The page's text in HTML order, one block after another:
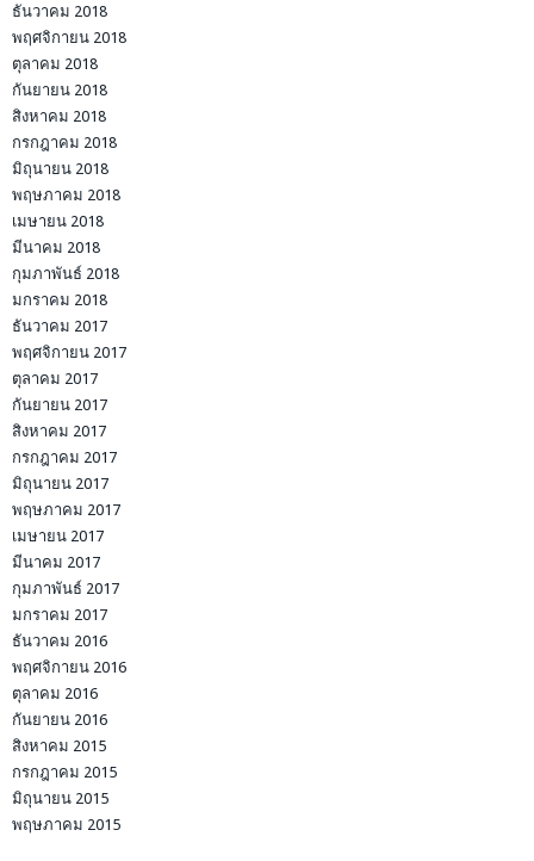
ธันวาคม 2018
พฤศจิกายน 2018
ตุลาคม 2018
กันยายน 2018
สิงหาคม 2018
กรกฎาคม 2018
มิถุนายน 2018
พฤษภาคม 2018
เมษายน 2018
มีนาคม 2018
กุมภาพันธ์ 2018
มกราคม 2018
ธันวาคม 2017
พฤศจิกายน 2017
ตุลาคม 2017
กันยายน 2017
สิงหาคม 2017
กรกฎาคม 2017
มิถุนายน 2017
พฤษภาคม 2017
เมษายน 2017
มีนาคม 2017
กุมภาพันธ์ 2017
มกราคม 2017
ธันวาคม 2016
พฤศจิกายน 2016
ตุลาคม 2016
กันยายน 2016
สิงหาคม 2015
กรกฎาคม 2015
มิถุนายน 2015
พฤษภาคม 2015